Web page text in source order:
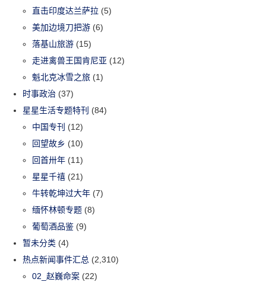
直击印度达兰萨拉 (5)
美加边境刀把游 (6)
落基山旅游 (15)
走进禽兽王国肯尼亚 (12)
魁北克冰雪之旅 (1)
时事政治 (37)
星星生活专题特刊 (84)
中国专刊 (12)
回望故乡 (10)
回首卅年 (11)
星星千禧 (21)
牛转乾坤过大年 (7)
缅怀林顿专题 (8)
葡萄酒品鉴 (9)
暂未分类 (4)
热点新闻事件汇总 (2,310)
02_赵巍命案 (22)